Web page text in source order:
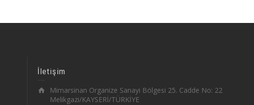
İletişim
Mimarsinan Organize Sanayi Bölgesi 25. Cadde No: 22
Melikgazi/KAYSERİ/TÜRKİYE